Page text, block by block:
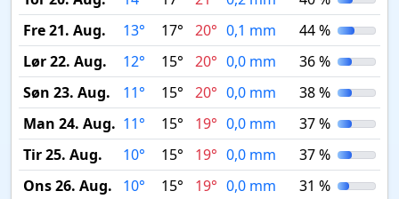
Fre 21. Aug.
13° 17° 20° 0,1 mm
44 %
Lør 22. Aug.
12° 15° 20° 0,0 mm
36 %
Søn 23. Aug.
11° 15° 20° 0,0 mm
38 %
Man 24. Aug. 11° 15° 19° 0,0 mm
37 %
Tir 25. Aug.
10° 15° 19° 0,0 mm
37 %
Ons 26. Aug.
10° 15° 19° 0,0 mm
31 %